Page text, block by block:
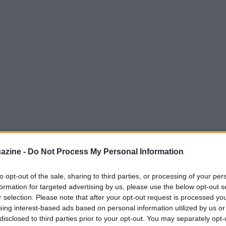
- Do Not Process My Personal Information
opt-out of the sale, sharing to third parties, or processing of your
for targeted advertising by us, please use the below opt-out
selection. Please note that after your opt-out request is processed
interest-based ads based on personal information utilized by us
to third parties prior to your opt-out. You may separately
ravvicinati, margini ridotti. Ridurre gli
ma gestirlo. Con metodi chiari su
la volata diventa più rapida e pulita,